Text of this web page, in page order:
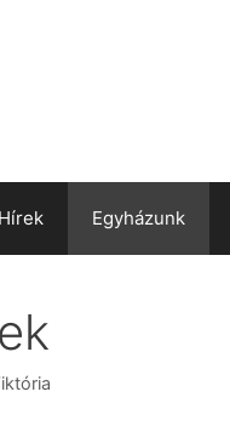
Hírek Egyházunk